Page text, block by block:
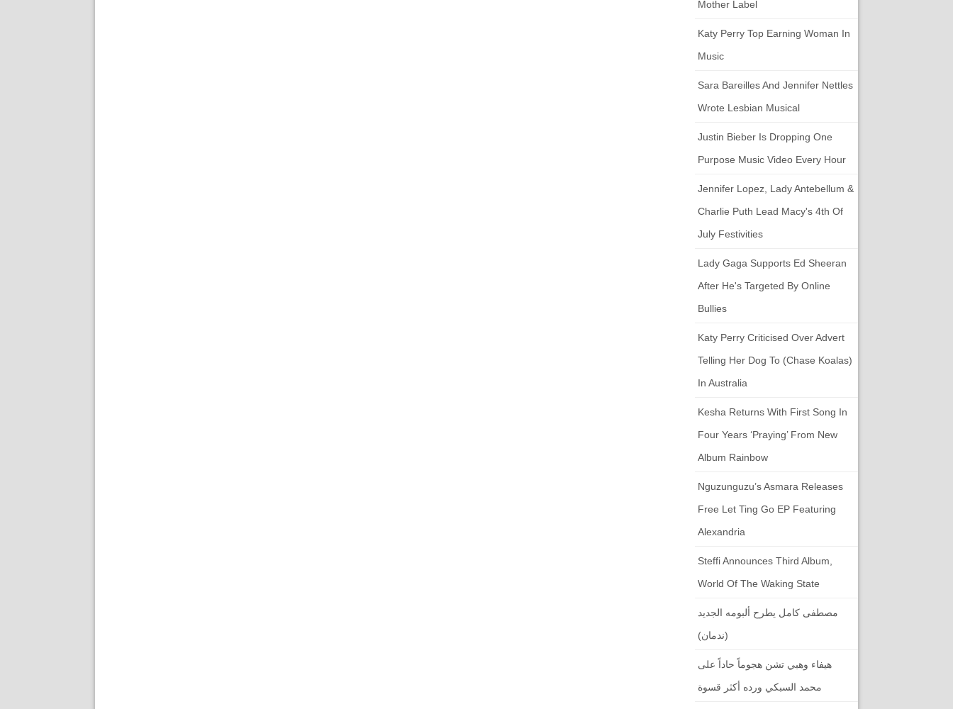
Mother Label
Katy Perry Top Earning Woman In
Music
Sara Bareilles And Jennifer Nettles
Wrote Lesbian Musical
Justin Bieber Is Dropping One
Purpose Music Video Every Hour
Jennifer Lopez, Lady Antebellum &
Charlie Puth Lead Macy's 4th Of
July Festivities
Lady Gaga Supports Ed Sheeran
After He's Targeted By Online
Bullies
Katy Perry Criticised Over Advert
Telling Her Dog To (chase Koalas)
In Australia
Kesha Returns With First Song In
Four Years ‘Praying’ From New
Album Rainbow
Nguzunguzu’s Asmara Releases
Free Let Ting Go EP Featuring
Alexandria
Steffi Announces Third Album,
World Of The Waking State
مصطفى كامل يطرح ألبومه الجديد
(ندمان)
هيفاء وهبي تشن هجوماً حاداً على
محمد السبكي ورده أكثر قسوة